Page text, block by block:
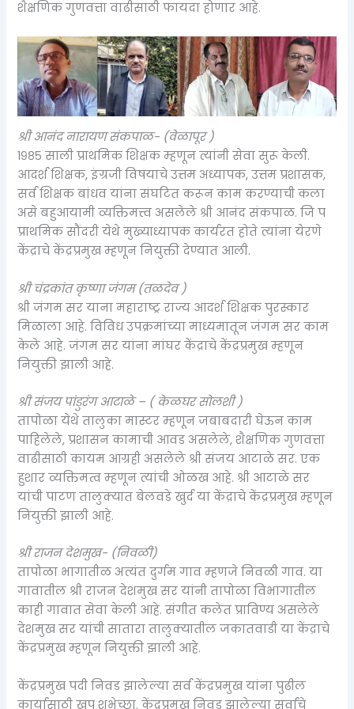
शैक्षणिक गुणवत्ता वाढीसाठी फायदा होणार आहे.
श्री आनंद नारायण संकपाळ- (वेळापूर )
१९८५ साली प्राथमिक शिक्षक म्हणून त्यांनी सेवा सुरू केली.
आदर्श शिक्षक, इंग्रजी विषयाचे उत्तम अध्यापक, उत्तम प्रशासक,
सर्व शिक्षक बांधव यांना संघटित करून काम करण्याची कला
असे बहुआयामी व्यक्तिमत्त्व असलेले श्री आनंद संकपाळ. जि प
प्राथमिक सौंदरी येथे मुख्याध्यापक कार्यरत होते त्यांना येरणे
केंद्राचे केंद्रप्रमुख म्हणून नियुक्ती देण्यात आली.
श्री चंद्रकांत कृष्णा जंगम (तळदेव )
श्री जंगम सर याना महाराष्ट्र राज्य आदर्श शिक्षक पुरस्कार
मिळाला आहे. विविध उपक्रमांच्या माध्यमातून जंगम सर काम
केले आहे. जंगम सर यांना मांघर केंद्राचे केंद्रप्रमुख म्हणून
नियुक्ती झाली आहे.
श्री संजय पांडुरंग आटाळे – ( केळघर सोलशी )
तापोळा येथे तालुका मास्टर म्हणून जबाबदारी घेऊन काम
पाहिलेले, प्रशासन कामाची आवड असलेले, शैक्षणिक गुणवत्ता
वाढीसाठी कायम आग्रही असलेले श्री संजय आटाळे सर. एक
हुशार व्यक्तिमत्व म्हणून त्यांची ओळख आहे. श्री आटाळे सर
यांची पाटण तालुक्यात बेलवडे खुर्द या केंद्राचे केंद्रप्रमुख म्हणून
नियुक्ती झाली आहे.
श्री राजन देशमुख- (निवळी)
तापोळा भागातीळ अत्यंत दुर्गम गाव म्हणजे निवळी गाव. या
गावातील श्री राजन देशमुख सर यांनी तापोळा विभागातील
काही गावात सेवा केली आहे. संगीत कलेत प्राविण्य असलेले
देशमुख सर यांची सातारा तालुक्यातील जकातवाडी या केंद्राचे
केंद्रप्रमुख म्हणून नियुक्ती झाली आहे.
केंद्रप्रमुख पदी निवड झालेल्या सर्व केंद्रप्रमुख यांना पुढील
कार्यासाठी खूप शुभेच्छा. केंद्रप्रमुख निवड झालेल्या सर्वांचे